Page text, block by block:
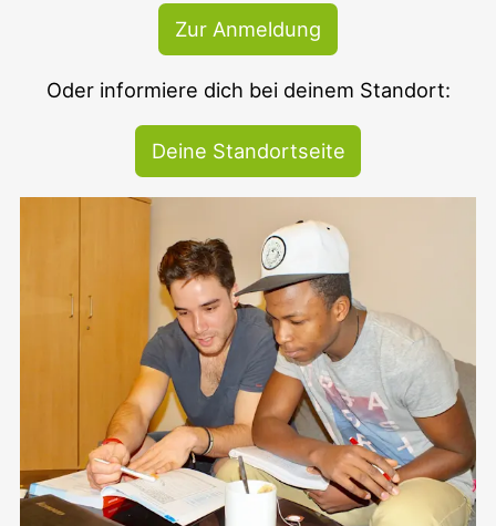
Zur Anmeldung
Oder informiere dich bei deinem Standort:
Deine Standortseite